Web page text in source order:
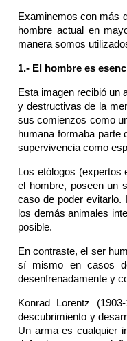
Examinemos con más
hombre actual en
manera somos
1.- El hombre es
Esta imagen recibió un
y destructivas de la
sus comienzos como
humana formaba parte
supervivencia como
Los etólogos (expertos
el hombre, poseen un
caso de poder evitarlo.
los demás animales
posible.
En contraste, el ser
sí mismo en casos
desenfrenadamente y
Konrad Lorentz
descubrimiento y
Un arma es cualquier